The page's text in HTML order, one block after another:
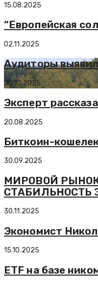
15.08.2025
“Европейская
02.11.2025
Аудиторы
30.10.2025
Эксперт
20.08.2025
Биткоин-
30.09.2025
МИРОВОЙ
СТАБИЛЬНОСТЬ
30.11.2025
Экономист
15.10.2025
ETF на базе